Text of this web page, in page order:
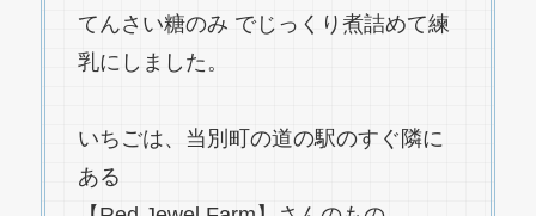
てんさい糖のみ でじっくり煮詰めて練
乳にしました。
いちごは、当別町の道の駅のすぐ隣に
ある